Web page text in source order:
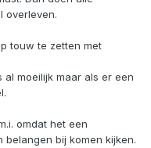
overleven.
touw te zetten met
moeilijk maar als er een
omdat het een
bij komen kijken.